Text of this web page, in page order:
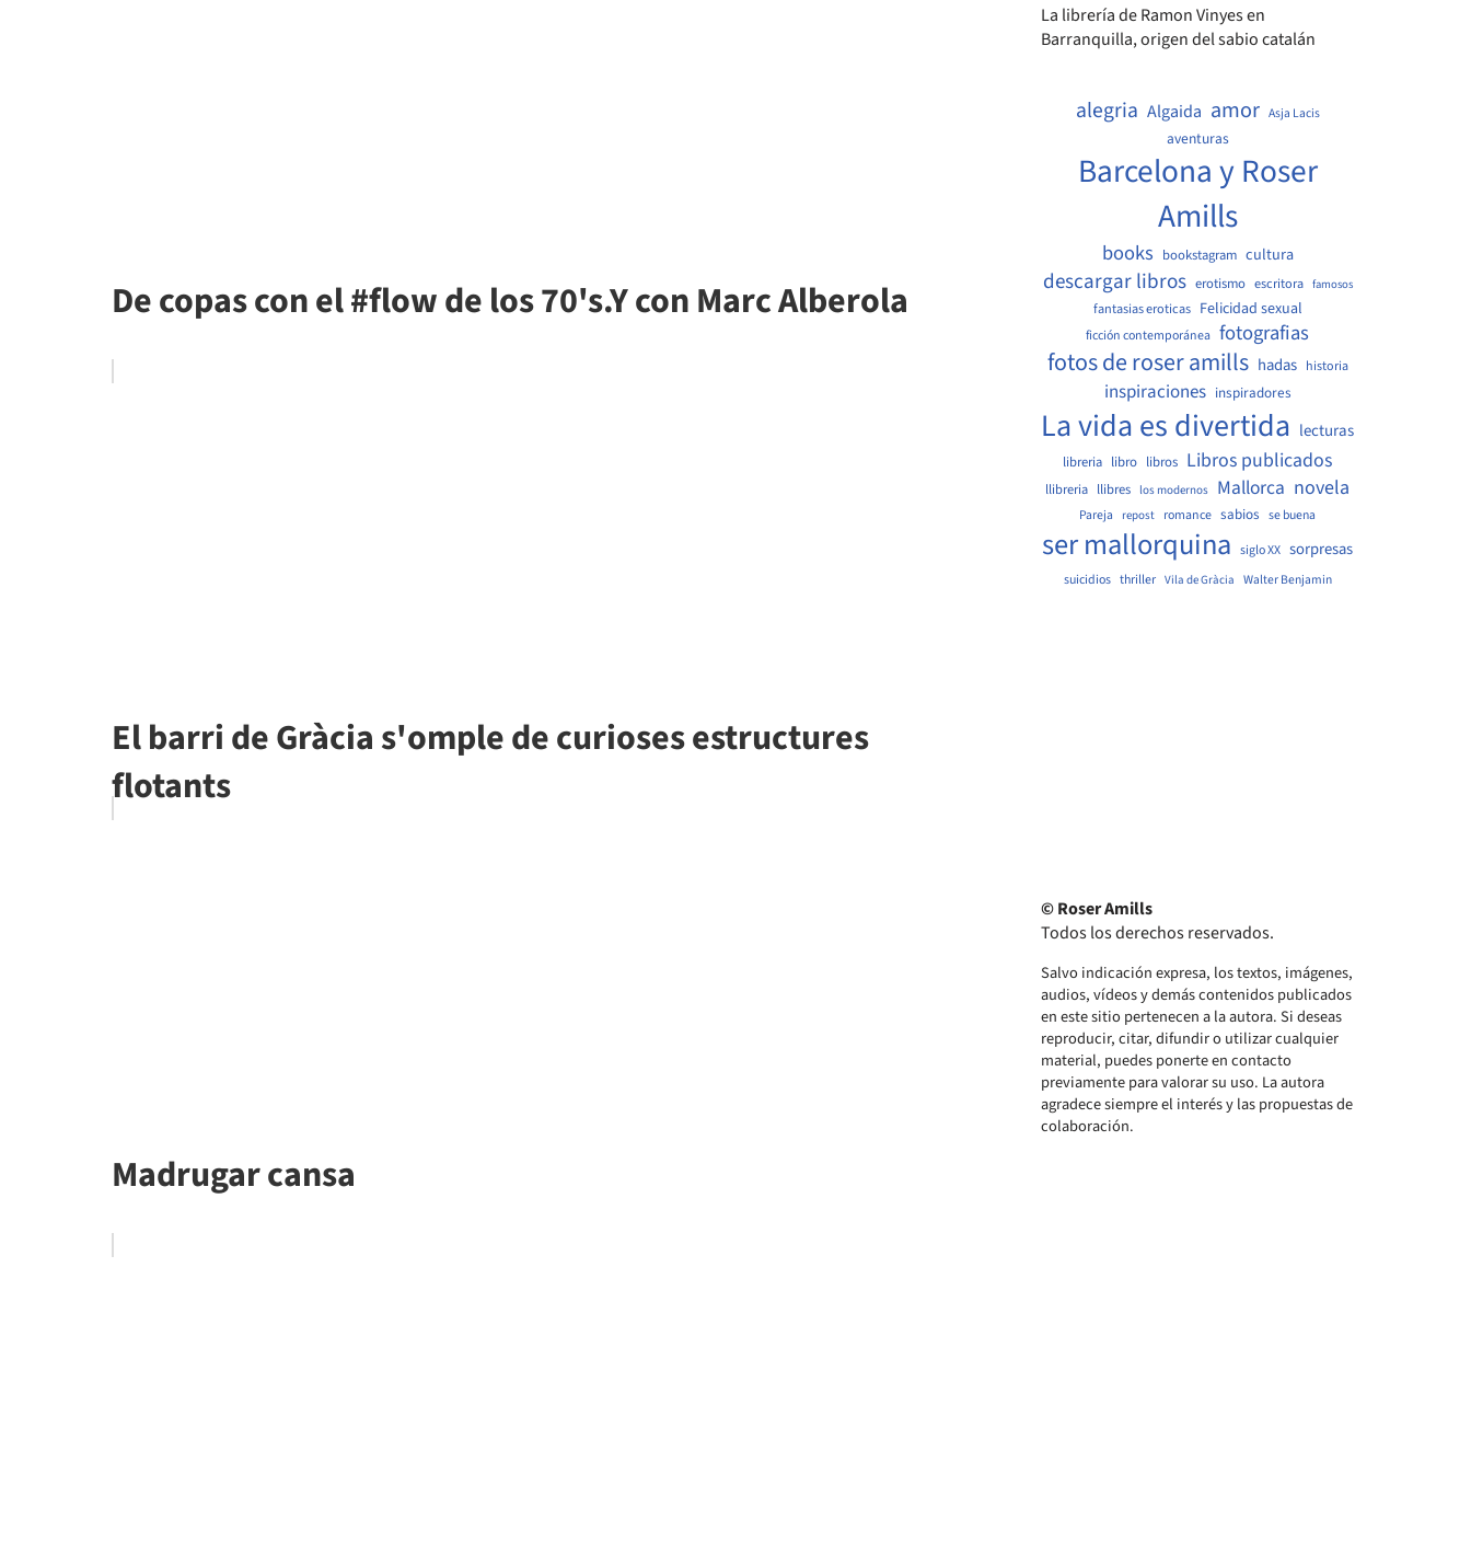
De copas con el #flow de los 70's.Y con Marc Alberola
El barri de Gràcia s'omple de curioses estructures
flotants
Madrugar cansa
La librería de Ramon Vinyes en
Barranquilla, origen del sabio catalán
alegria Algaida amor Asja Lacis
aventuras
Barcelona y Roser
Amills
books bookstagram cultura
descargar libros erotismo escritora famosos
fantasias eroticas Felicidad sexual
ficción contemporánea fotografias
fotos de roser amills hadas historia
inspiraciones inspiradores
La vida es divertida lecturas
libreria libro libros Libros publicados
llibreria llibres los modernos Mallorca novela
Pareja repost romance sabios se buena
ser mallorquina siglo XX sorpresas
suicidios thriller Vila de Gràcia Walter Benjamin
© Roser Amills
Todos los derechos reservados.
Salvo indicación expresa, los textos, imágenes,
audios, vídeos y demás contenidos publicados
en este sitio pertenecen a la autora. Si deseas
reproducir, citar, difundir o utilizar cualquier
material, puedes ponerte en contacto
previamente para valorar su uso. La autora
agradece siempre el interés y las propuestas de
colaboración.